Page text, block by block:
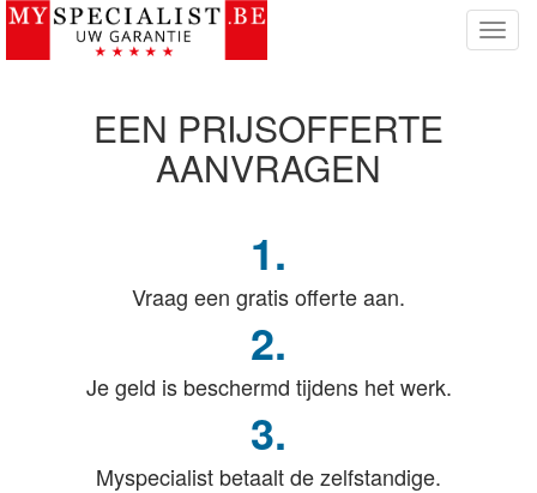
T
o
EEN PRIJSOFFERTE
AANVRAGEN
1.
Vraag een gratis offerte aan.
2.
Je geld is beschermd tijdens het werk.
3.
Myspecialist betaalt de zelfstandige.